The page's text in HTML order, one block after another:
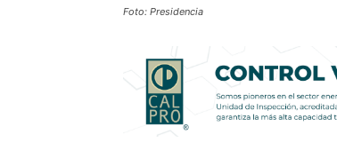
Foto: Presidencia